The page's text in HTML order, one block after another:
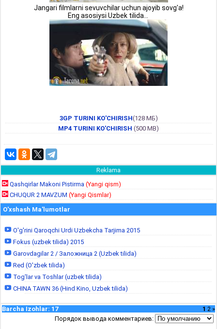
Jangari filmlarni sevuvchilar uchun ajoyib sovg'a!
Eng asosiysi Uzbek tilida...
3GP TURINI KO'CHIRISH(128 МБ)
MP4 TURINI KO'CHIRISH (500 MB)
Reklama
Qashqirlar Makoni Pistirma (Yangi qism)
CHUQUR 2 MAVZUM (Yangi Qismlar)
O'xshash Ma'lumotlar
O'g'rini Qaroqchi Urdi Uzbekcha Tarjima 2015
Fokus (uzbek tilida) 2015
Garovdagilar 2 / Заложница 2 (Uzbek tilida)
Red (O'zbek tilida)
Tog'lar va Toshlar (uzbek tilida)
CHINA TAWN 36 (Hind Kino, Uzbek tilida)
Barcha Izohlar: 17 1 2 »
Порядок вывода комментариев: